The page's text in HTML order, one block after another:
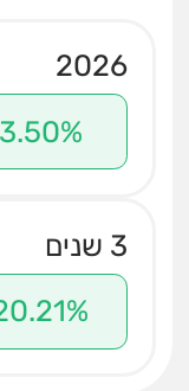
2026
3.50%
3 שנים